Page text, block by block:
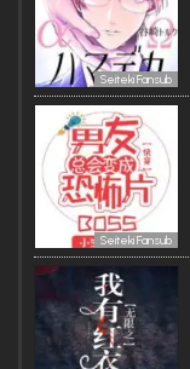
Seiteki Fansub
Seiteki Fansub